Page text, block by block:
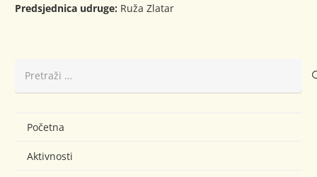
Predsjednica udruge: Ruža Zlatar
Početna
Aktivnosti